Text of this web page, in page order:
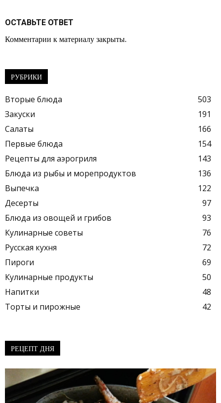
ОСТАВЬТЕ ОТВЕТ
Комментарии к материалу закрыты.
РУБРИКИ
Вторые блюда
503
Закуски
191
Салаты
166
Первые блюда
154
Рецепты для аэрогриля
143
Блюда из рыбы и морепродуктов
136
Выпечка
122
Десерты
97
Блюда из овощей и грибов
93
Кулинарные советы
76
Русская кухня
72
Пироги
69
Кулинарные продукты
50
Напитки
48
Торты и пирожные
42
РЕЦЕПТ ДНЯ